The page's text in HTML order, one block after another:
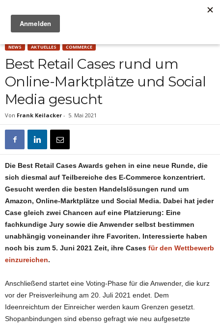
NEWS AKTUELLES COMMERCE
Best Retail Cases rund um
Online-Marktplätze und Social
Media gesucht
Von Frank Keilacker - 5. Mai 2021
Die Best Retail Cases Awards gehen in eine neue Runde, die
sich diesmal auf Teilbereiche des E-Commerce konzentriert.
Gesucht werden die besten Handelslösungen rund um
Amazon, Online-Marktplätze und Social Media. Dabei hat jeder
Case gleich zwei Chancen auf eine Platzierung: Eine
fachkundige Jury sowie die Anwender selbst bestimmen
unabhängig voneinander ihre Favoriten. Interessierte haben
noch bis zum 5. Juni 2021 Zeit, ihre Cases für den Wettbewerb
einzureichen.
Anschließend startet eine Voting-Phase für die Anwender, die kurz
vor der Preisverleihung am 20. Juli 2021 endet. Dem
Ideenreichtum der Einreicher werden kaum Grenzen gesetzt.
Shopanbindungen sind ebenso gefragt wie neu aufgesetzte